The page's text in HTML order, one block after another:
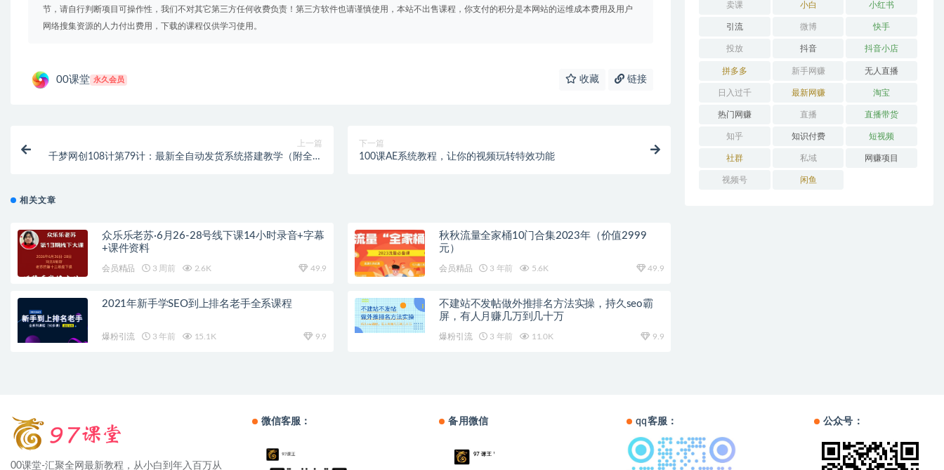
节，请自行判断项目可操作性，我们不对其它第三方任何收费负责！第三方软件也请谨慎使用，本站不出售课程，你支付的积分是本网站的运维成本费用及用户
网络搜集资源的人力付出费用，下载的课程仅供学习使用。
00课堂 永久会员 收藏 链接
上一篇
千梦网创108计第79计：最新全自动发货系统搭建教学（附全套
下一篇
100课AE系统教程，让你的视频玩转特效功能
相关文章
众乐乐老苏·6月26-28号线下课14小时录音+字幕
+课件资料
会员精品 3 周前 2.6K 49.9
秋秋流量全家桶10门合集2023年（价值2999
元）
会员精品 3 年前 5.6K 49.9
2021年新手学SEO到上排名老手全系课程
爆粉引流 3 年前 15.1K 9.9
不建站不发帖做外推排名方法实操，持久seo霸
屏，有人月赚几万到几十万
爆粉引流 3 年前 11.0K 9.9
卖课 小白 小红书
引流 微博 快手
投放 抖音 抖音小店
拼多多 新手网赚 无人直播
日入过千 最新网赚 淘宝
热门网赚 直播 直播带货
知乎 知识付费 短视频
社群 私域 网赚项目
视频号 闲鱼
00课堂-汇聚全网最新教程，从小白到年入百万从
微信客服： 备用微信 qq客服： 公众号：